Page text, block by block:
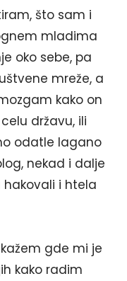
što sam i
mladima
oko sebe, pa
mreže, a
kako on
državu, ili
odatle lagano
nekad i dalje
hakovali i htela
gde mi je
kako radim